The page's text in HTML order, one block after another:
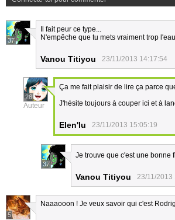
37
Il fait peur ce type...
N'empêche que tu mets vraiment trop
Vanou Titiyou 23/11/2013 14:17:54
26
Auteur
Ça me fait plaisir de lire ça parce
J'hésite toujours à couper ici et à
Elen'lu 23/11/2013 15:05:19
37
Je trouve que c'est une bonne
Vanou Titiyou 23/11/2013
5
Naaaooon ! Je veux savoir qui c'est